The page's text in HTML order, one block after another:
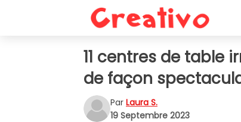
11 centres de table
de façon
Par Laura S.
19 Septembre 2023